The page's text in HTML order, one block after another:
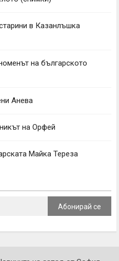
в Казанлъшка
на българското
Анева
на Орфей
Майка Тереза
Абонирай се